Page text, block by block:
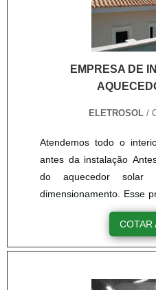
EMPRESA DE
ELETROSOL/
Atendemos todo o
antes da instalação
do aquecedor
dimensionamento. Esse
para que o cliente
equipamento. é através
possível definir o
conseqüentemente, a
COTAR